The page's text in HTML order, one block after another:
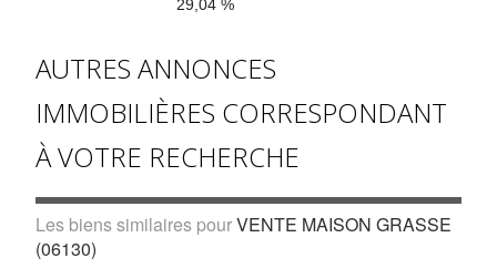
29,04 %
AUTRES ANNONCES
IMMOBILIÈRES CORRESPONDANT
À VOTRE RECHERCHE
Les biens similaires pourVENTE MAISON GRASSE
(06130)